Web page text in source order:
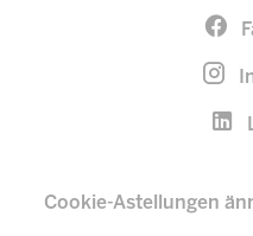
Cookie-Astellungen